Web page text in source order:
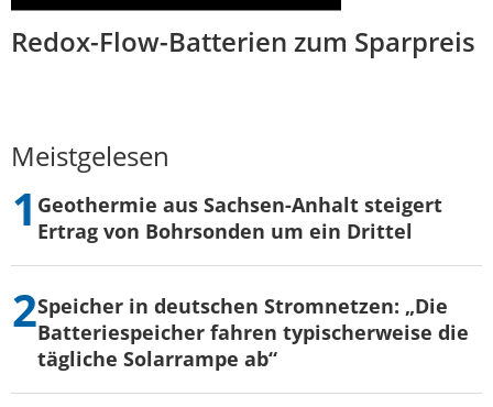
Redox-Flow-Batterien zum Sparpreis
Meistgelesen
Geothermie aus Sachsen-Anhalt steigert
Ertrag von Bohrsonden um ein Drittel
Speicher in deutschen Stromnetzen: „Die
Batteriespeicher fahren typischerweise die
tägliche Solarrampe ab“